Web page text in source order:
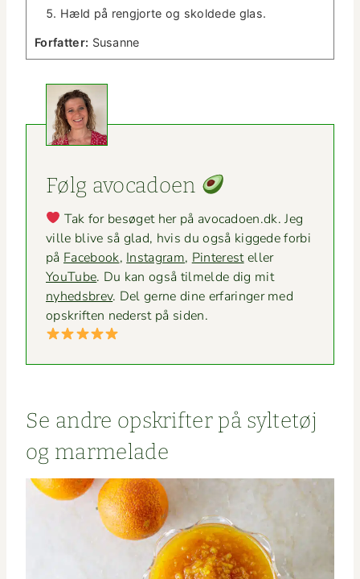
Hæld på rengjorte og skold­ede glas.
For­fat­ter: Susanne
Følg avo­ca­doen
Tak for besøget her på avocadoen.dk. Jeg
ville blive så glad, hvis du også kiggede for­bi
på Face­book, Insta­gram, Pin­ter­esteller
YouTube. Du kan også tilmelde dig mit
nyheds­brev. Del gerne dine erfaringer med
opskriften ned­er­st på siden.
Se andre opskrifter på syl­tetøj
og marmelade